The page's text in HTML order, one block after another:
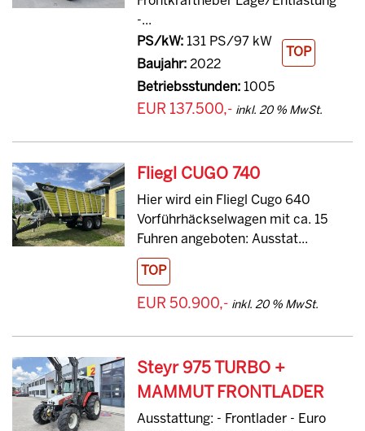
-...
PS/kW:131 PS/97 kW
Baujahr:2022
Betriebsstunden:1005
TOP
EUR 137.500,- inkl. 20 % MwSt.
Fliegl CUGO 740
Hier wird ein Fliegl Cugo 640
Vorführhäckselwagen mit ca. 15
Fuhren angeboten: Ausstat...
TOP
EUR 50.900,- inkl. 20 % MwSt.
Steyr 975 TURBO +
MAMMUT FRONTLADER
Ausstattung: - Frontlader - Euro